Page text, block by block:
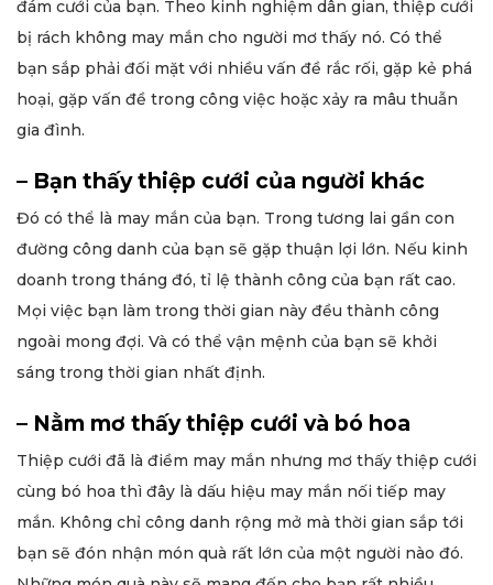
đám cưới của bạn. Theo kinh nghiệm dân gian, thiệp cưới
bị rách không may mắn cho người mơ thấy nó. Có thể
bạn sắp phải đối mặt với nhiều vấn đề rắc rối, gặp kẻ phá
hoại, gặp vấn đề trong công việc hoặc xảy ra mâu thuẫn
gia đình.
– Bạn thấy thiệp cưới của người khác
Đó có thể là may mắn của bạn. Trong tương lai gần con
đường công danh của bạn sẽ gặp thuận lợi lớn. Nếu kinh
doanh trong tháng đó, tỉ lệ thành công của bạn rất cao.
Mọi việc bạn làm trong thời gian này đều thành công
ngoài mong đợi. Và có thể vận mệnh của bạn sẽ khởi
sáng trong thời gian nhất định.
– Nằm mơ thấy thiệp cưới và bó hoa
Thiệp cưới đã là điềm may mắn nhưng mơ thấy thiệp cưới
cùng bó hoa thì đây là dấu hiệu may mắn nối tiếp may
mắn. Không chỉ công danh rộng mở mà thời gian sắp tới
bạn sẽ đón nhận món quà rất lớn của một người nào đó.